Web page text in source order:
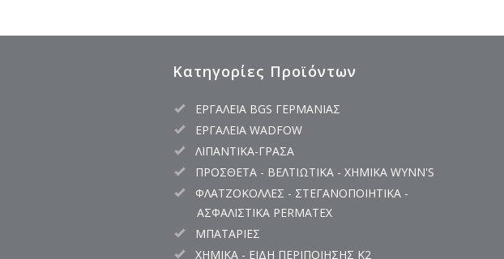
Κατηγορίες Προϊόντων
ΕΡΓΑΛΕΙΑ BGS ΓΕΡΜΑΝΙΑΣ
ΕΡΓΑΛΕΙΑ WADFOW
ΛΙΠΑΝΤΙΚΑ-ΓΡΑΣΑ
ΠΡΟΣΘΕΤΑ - ΒΕΛΤΙΩΤΙΚΑ - ΧΗΜΙΚΑ WYNN'S
ΦΛΑΤΖΟΚΟΛΛΕΣ - ΣΤΕΓΑΝΟΠΟΙΗΤΙΚΑ -
ΑΣΦΑΛΙΣΤΙΚΑ PERMATEX
ΜΠΑΤΑΡΙΕΣ
ΧΗΜΙΚΑ - ΕΙΔΗ ΠΕΡΙΠΟΙΗΣΗΣ K2